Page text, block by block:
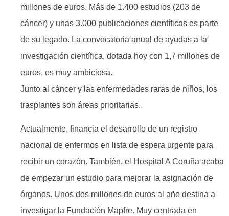
millones de euros. Más de 1.400 estudios (203 de
cáncer) y unas 3.000 publicaciones científicas es parte
de su legado. La convocatoria anual de ayudas a la
investigación científica, dotada hoy con 1,7 millones de
euros, es muy ambiciosa.
Junto al cáncer y las enfermedades raras de niños, los
trasplantes son áreas prioritarias.
Actualmente, financia el desarrollo de un registro
nacional de enfermos en lista de espera urgente para
recibir un corazón. También, el Hospital A Coruña acaba
de empezar un estudio para mejorar la asignación de
órganos. Unos dos millones de euros al año destina a
investigar la Fundación Mapfre. Muy centrada en